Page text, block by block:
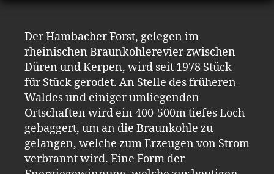
Der Hambacher Forst, gelegen im
rheinischen Braunkohlerevier zwischen
Düren und Kerpen, wird seit 1978 Stück
für Stück gerodet. An Stelle des früheren
Waldes und einiger umliegenden
Ortschaften wird ein 400-500m tiefes Loch
gebaggert, um an die Braunkohle zu
gelangen, welche zum Erzeugen von Strom
verbrannt wird. Eine Form der